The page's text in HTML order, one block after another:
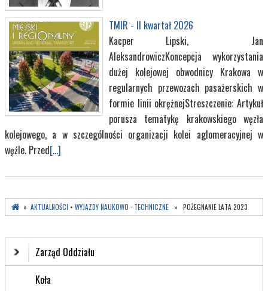
TMIR - II kwartał 2026
Kacper Lipski, Jan
AleksandrowiczKoncepcja wykorzystania
dużej kolejowej obwodnicy Krakowa w
regularnych przewozach pasażerskich w
formie linii okrężnejStreszczenie: Artykuł
porusza tematykę krakowskiego węzła
kolejowego, a w szczególności organizacji kolei aglomeracyjnej w
węźle. Przed[...]
» AKTUALNOŚCI • WYJAZDY NAUKOWO - TECHNICZNE » POŻEGNANIE LATA 2023
Zarząd Oddziału
Koła